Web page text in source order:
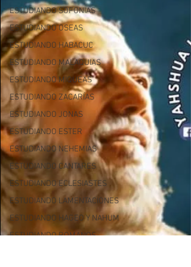
ESTUDIANDO SOFONIAS
ESTUDIANDO OSEAS
ESTUDIANDO HABACUC
ESTUDIANDO MALAQUIAS
ESTUDIANDO MIQUEAS
ESTUDIANDO ZACARÍAS
ESTUDIANDO JONAS
ESTUDIANDO ESTER
ESTUDIANDO NEHEMIAS
ESTUDIANDO CANTARES
ESTUDIANDO ECLESIASTES
ESTUDIANDO LAMENTACIONES
ESTUDIANDO HAGEO Y NAHUM
ESTUDIANDO ROMANOS